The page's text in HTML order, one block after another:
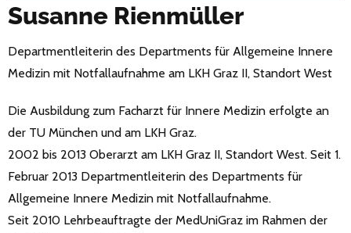
Susanne Rienmüller
Departmentleiterin des Departments für Allgemeine Innere
Medizin mit Notfallaufnahme am LKH Graz II, Standort West
Die Ausbildung zum Facharzt für Innere Medizin erfolgte an
der TU München und am LKH Graz.
2002 bis 2013 Oberarzt am LKH Graz II, Standort West. Seit 1.
Februar 2013 Departmentleiterin des Departments für
Allgemeine Innere Medizin mit Notfallaufnahme.
Seit 2010 Lehrbeauftragte der MedUniGraz im Rahmen der